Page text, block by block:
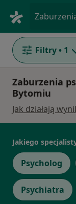
Filtry • 1
Zaburzenia
Bytomiu
Jak działają
Jakiego
Psycholog
Psychiatra